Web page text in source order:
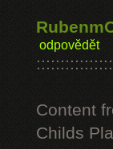
odpovědět
Content
Childs